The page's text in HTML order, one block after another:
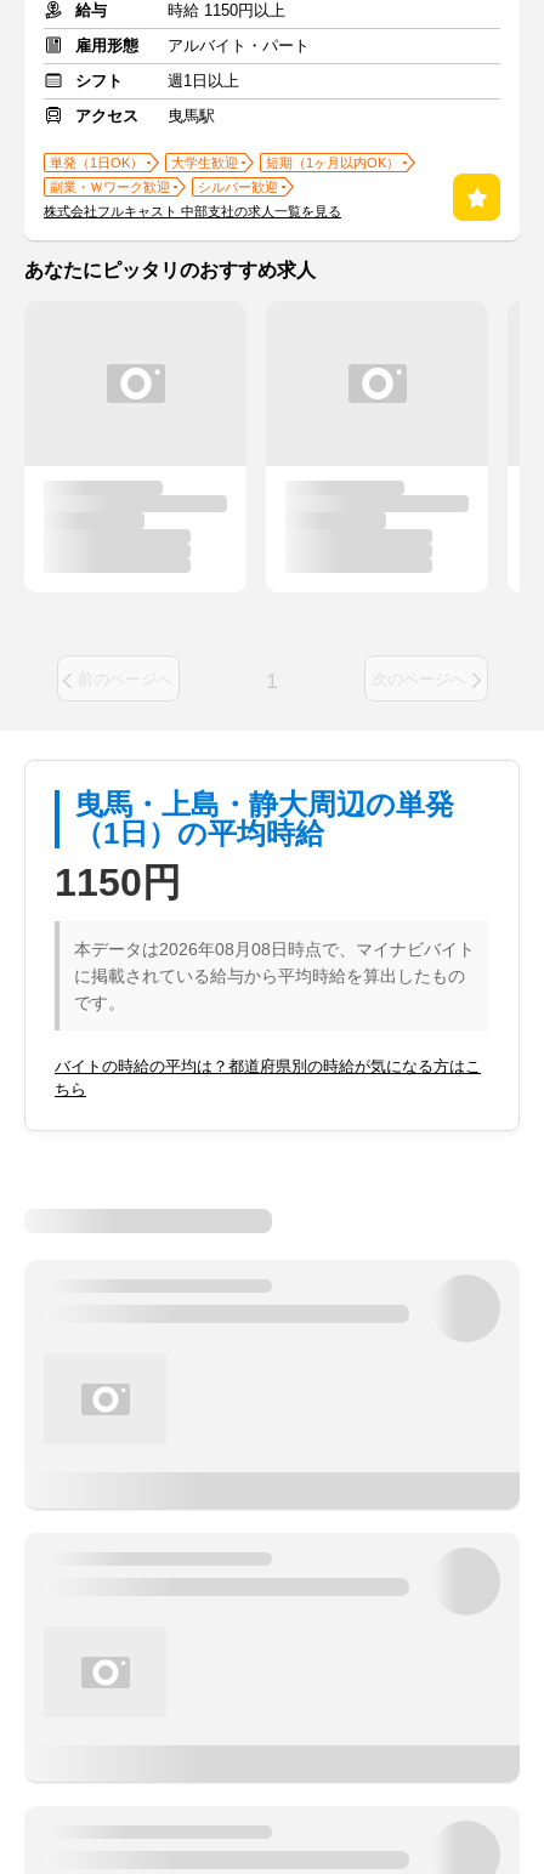
給与
時給 1150円以上
雇用形態
アルバイト・パート
シフト
週1日以上
アクセス
曳馬駅
単発（1日OK） 大学生歓迎
短期（1ヶ月以内OK）
副業・Ｗワーク歓迎
シルバー歓迎
株式会社フルキャスト 中部支社の求人一覧を見る
あなたにピッタリのおすすめ求人
前のページへ 1 次のページへ
曳馬・上島・静大周辺の単発
（1日）の平均時給
1150円
本データは2026年08月08日時点で、マイナビバイト
に掲載されている給与から平均時給を算出したもの
です。
バイトの時給の平均は？都道府県別の時給が気になる方はこ
ちら